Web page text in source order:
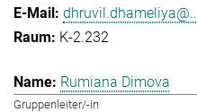
K-2.232
Rumiana Dimova
Gruppenleiter/-in